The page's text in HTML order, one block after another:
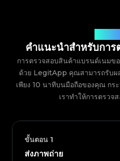
คำแนะนำสำหรับการ
การตรวจสอบสินค้าแบรนด์เนมข
ด้วย LegitApp คุณสามารถรับผ
เพียง 10 นาทีบนมือถือของคุณ กร
เราทำให้การตรวจ
ขั้นตอน 1
ส่งภาพถ่าย